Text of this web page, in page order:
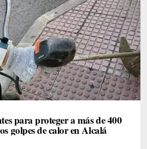
para proteger a más de 400
golpes de calor en Alcalá